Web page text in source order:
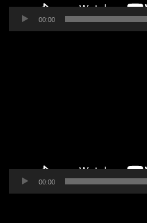
00:00
00:00